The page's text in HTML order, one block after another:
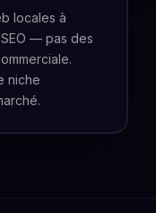
locales à
— pas des
niche